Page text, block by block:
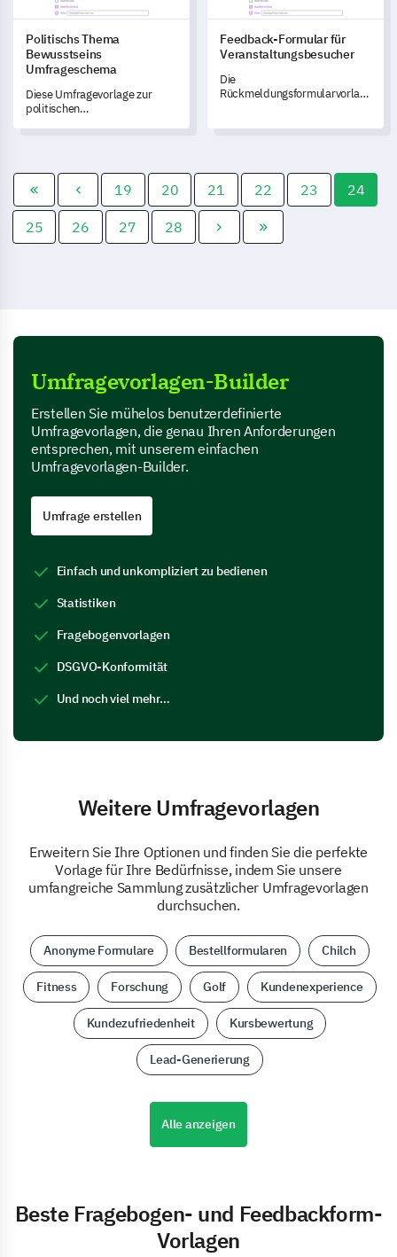
Politischs Thema
Bewusstseins
Umfrageschema
Diese Umfragevorlage zur
politischen
politischen Themen zu messen
und zu verstehen.
Feedback-Formular für
Veranstaltungsbesucher
Die
Rückmeldungsformularvorlage
der Teilnehmer zu gewinnen.
19 20 21 22 23 24
25 26 27 28
Umfragevorlagen-Builder
Erstellen Sie mühelos benutzerdefinierte
Umfragevorlagen, die genau Ihren Anforderungen
entsprechen, mit unserem einfachen
Umfragevorlagen-Builder.
Umfrage erstellen
Einfach und unkompliziert zu bedienen
Statistiken
Fragebogenvorlagen
DSGVO-Konformität
Und noch viel mehr…
Weitere Umfragevorlagen
Erweitern Sie Ihre Optionen und finden Sie die perfekte
Vorlage für Ihre Bedürfnisse, indem Sie unsere
umfangreiche Sammlung zusätzlicher Umfragevorlagen
durchsuchen.
Anonyme Formulare Bestellformularen Chilch
Fitness Forschung Golf Kundenexperience
Kundezufriedenheit Kursbewertung
Lead-Generierung
Alle anzeigen
Beste Fragebogen- und Feedbackform-
Vorlagen